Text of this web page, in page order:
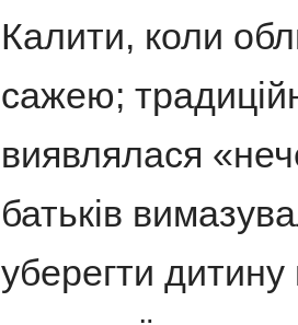
Калити, коли
сажею;
виявлялася
батьків
уберегти